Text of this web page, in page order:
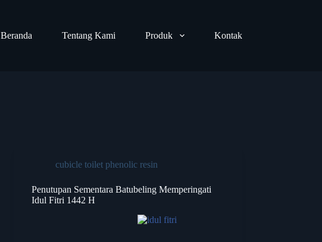
Beranda Tentang Kami Produk Kontak
cubicle toilet phenolic resin
Penutupan Sementara Batubeling Memperingati
Idul Fitri 1442 H